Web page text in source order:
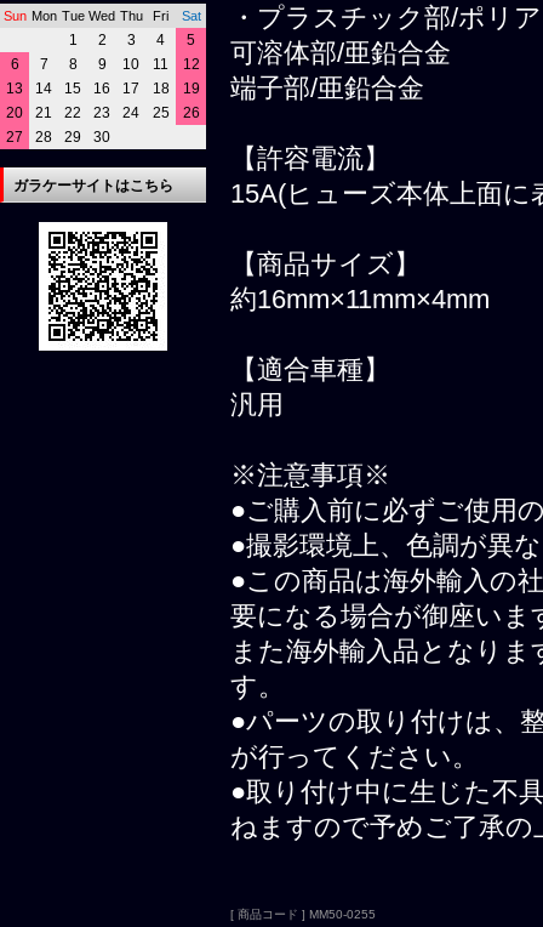
・プラスチック部/ポリ
可溶体部/亜鉛合金
端子部/亜鉛合金
【許容電流】
15A(ヒューズ本体上面に
【商品サイズ】
約16mm×11mm×4mm
【適合車種】
汎用
※注意事項※
●ご購入前に必ずご使用
●撮影環境上、色調が異
●この商品は海外輸入の
要になる場合が御座いま
また海外輸入品となり
す。
●パーツの取り付けは、
が行ってください。
●取り付け中に生じた不
ねますので予めご了承
[ 商品コード ] MM50-0255
Sun Mon Tue Wed Thu Fri Sat
1 2 3 4
5
6
7 8 9 10 11
12
13
14 15 16 17 18
19
20
21 22 23 24 25
26
27
28 29 30
ガラケーサイトはこちら